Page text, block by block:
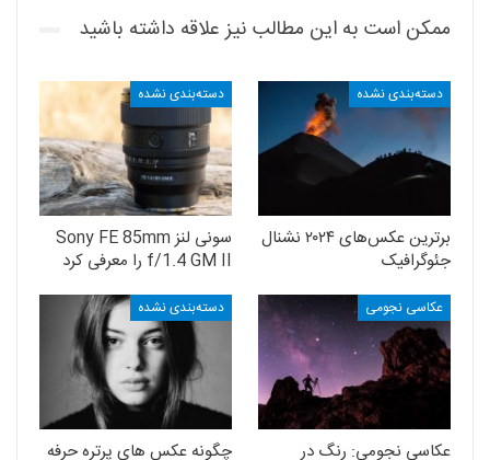
ممکن است به این مطالب نیز علاقه داشته باشید
دسته‌بندی نشده
برترین عکس‌های ۲۰۲۴ نشنال
جئوگرافیک
دسته‌بندی نشده
سونی لنز Sony FE 85mm
f/1.4 GM II را معرفی کرد
عکاسی نجومی
عکاسی نجومی: رنگ در
دسته‌بندی نشده
چگونه عکس های پرتره حرفه